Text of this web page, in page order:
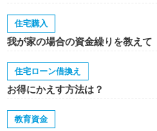
住宅購入
我が家の場合の資金繰りを教えて
住宅ローン借換え
お得にかえす方法は？
教育資金